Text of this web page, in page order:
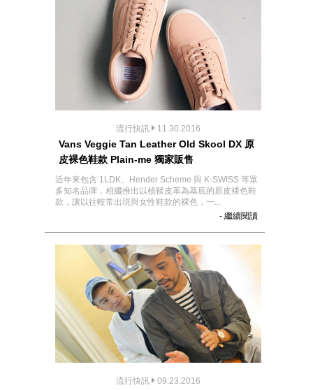
流行快訊 11.30.2016
Vans Veggie Tan Leather Old Skool DX 原
皮裸色鞋款 Plain-me 獨家販售
近年來包含 1LDK、Hender Scheme 與 K-SWISS 等眾
多知名品牌，相繼推出以植鞣皮革為基底的原皮裸色鞋
款，讓以往較常出現與女性鞋款的裸色，一...
- 繼續閱讀
流行快訊 09.23.2016